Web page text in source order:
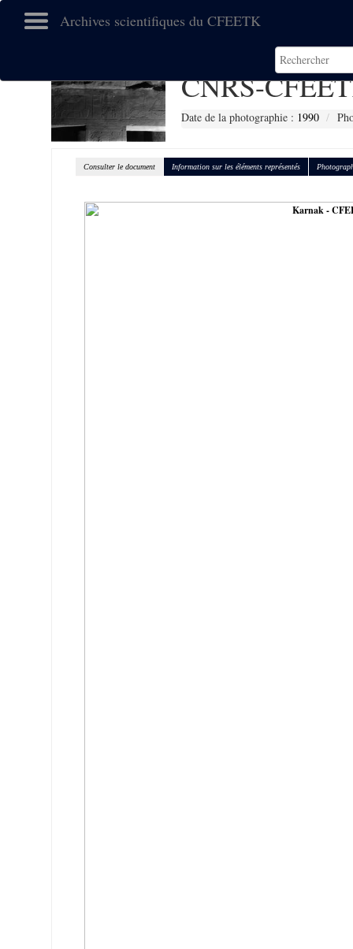
Archives scientifiques du CFEETK
CNRS-
Date de la photographie : 1990
Consulter le document Information sur les éléments représentés